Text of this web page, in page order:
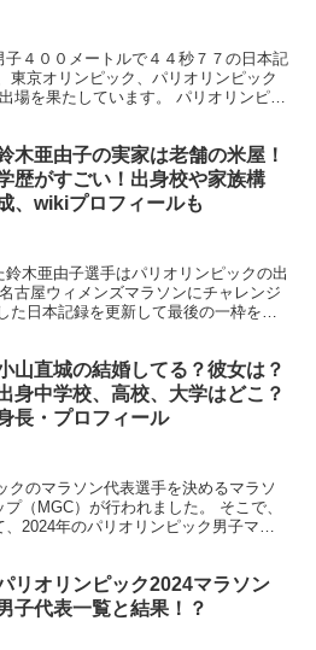
４００メートルで４４秒７７の日本記
東京オリンピック、パリオリンピック
場を果たしています。 パリオリンピッ
木亜由子の実家は老舗の米屋！
歴がすごい！出身校や家族構
、wikiプロフィールも
木亜由子選手はパリオリンピックの出
古屋ウィメンズマラソンにチャレンジ
た日本記録を更新して最後の一枠を狙
山直城の結婚してる？彼女は？
身中学校、高校、大学はどこ？
長・プロフィール
クのマラソン代表選手を決めるマラソ
（MGC）が行われました。 そこで、
2024年のパリオリンピック男子マラ
リオリンピック2024マラソン
子代表一覧と結果！？